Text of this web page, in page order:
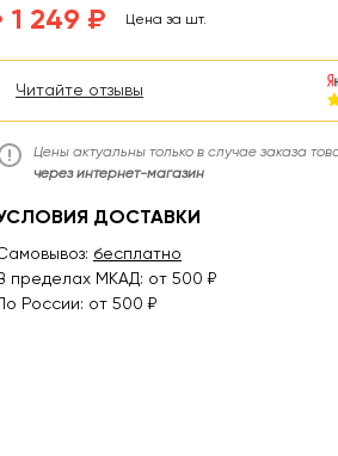
1 249 ₽ Цена за шт.
Читайте отзывы
Цены актуальны только в случае заказа
через интернет-магазин
ДОСТАВКИ
бесплатно
пределах МКАД: от 500 ₽
России: от 500 ₽